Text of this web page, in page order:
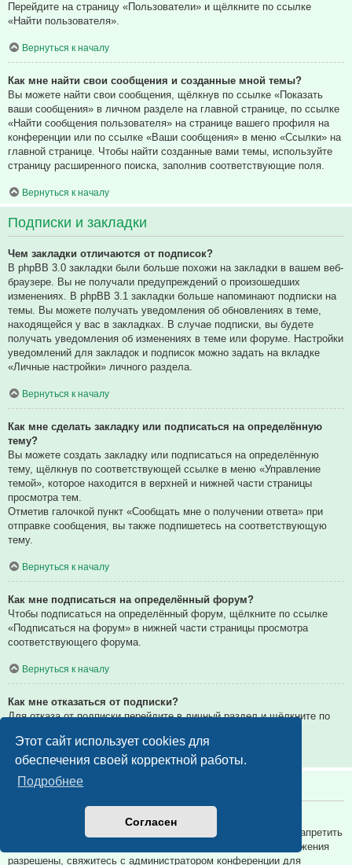
Этот сайт использует cookies для
обеспечения своей корректной работы.
Подробнее
Согласен
Перейдите на страницу «Пользователи» и щёлкните по ссылке
«Найти пользователя».
Вернуться к началу
Как мне найти свои сообщения и созданные мной темы?
Вы можете найти свои сообщения, щёлкнув по ссылке «Показать
ваши сообщения» в личном разделе на главной странице, по ссылке
«Найти сообщения пользователя» на странице вашего профиля на
конференции или по ссылке «Ваши сообщения» в меню «Ссылки» на
главной странице. Чтобы найти созданные вами темы, используйте
страницу расширенного поиска, заполнив соответствующие поля.
Вернуться к началу
Подписки и закладки
Чем закладки отличаются от подписок?
В phpBB 3.0 закладки были больше похожи на закладки в вашем веб-
браузере. Вы не получали предупреждений о произошедших
изменениях. В phpBB 3.1 закладки больше напоминают подписки на
темы. Вы можете получать уведомления об обновлениях в теме,
находящейся у вас в закладках. В случае подписки, вы будете
получать уведомления об изменениях в теме или форуме. Настройки
уведомлений для закладок и подписок можно задать на вкладке
«Личные настройки» личного раздела.
Вернуться к началу
Как мне сделать закладку или подписаться на определённую
тему?
Вы можете создать закладку или подписаться на определённую
тему, щёлкнув по соответствующей ссылке в меню «Управление
темой», которое находится в верхней и нижней части страницы
просмотра тем.
Отметив галочкой пункт «Сообщать мне о получении ответа» при
отправке сообщения, вы также подпишетесь на соответствующую
тему.
Вернуться к началу
Как мне подписаться на определённый форум?
Чтобы подписаться на определённый форум, щёлкните по ссылке
«Подписаться на форум» в нижней части страницы просмотра
соответствующего форума.
Вернуться к началу
Как мне отказаться от подписки?
Для отказа от подписки перейдите в личный раздел и щёлкните по
Вернуться к началу
Вложения
Какие вложения разрешены на этой конференции?
Администратор каждой конференции может разрешить или запретить
определённые типы вложений. Если вы не знаете, какие вложения
разрешены, свяжитесь с администратором конференции для